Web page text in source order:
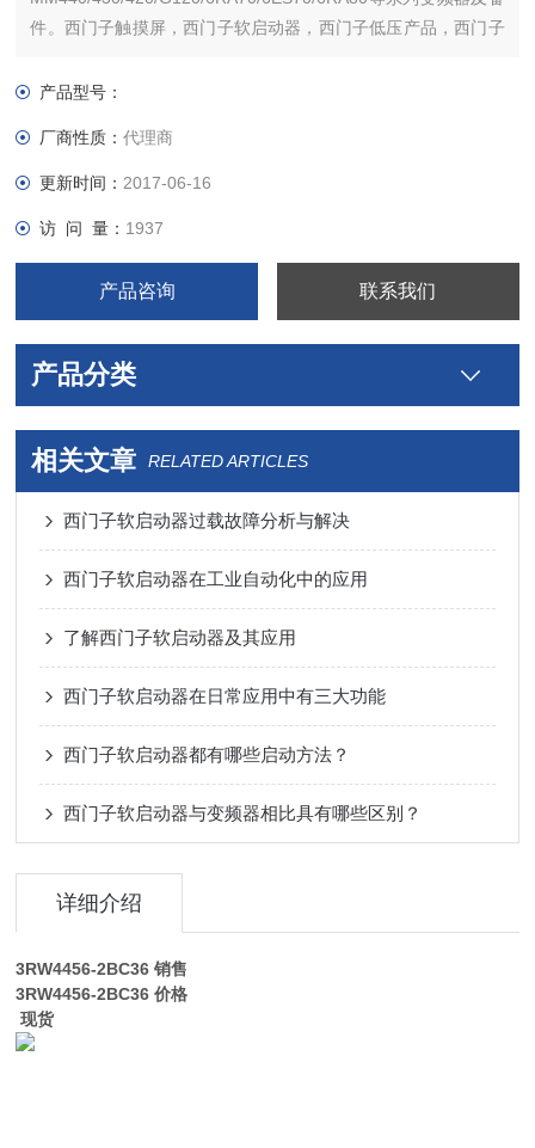
件。西门子触摸屏，西门子软启动器，西门子低压产品，西门子
本公司购买的产品，保证*，假一罚十，质保一年
产品型号：
厂商性质：代理商
更新时间： 2017-06-16
访 问 量： 1937
产品咨询 联系我们
产品分类
相关文章 RELATED ARTICLES
西门子软启动器过载故障分析与解决
西门子软启动器在工业自动化中的应用
了解西门子软启动器及其应用
西门子软启动器在日常应用中有三大功能
西门子软启动器都有哪些启动方法？
西门子软启动器与变频器相比具有哪些区别？
详细介绍
3RW4456-2BC36 销售
3RW4456-2BC36 价格
现货